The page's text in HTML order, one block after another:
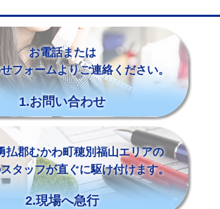
お電話または
フォームよりご連絡ください。
1.お問い合わせ
払郡むかわ町穂別福山エリアの
タッフが直ぐに駆け付けます。
2.現場へ急行